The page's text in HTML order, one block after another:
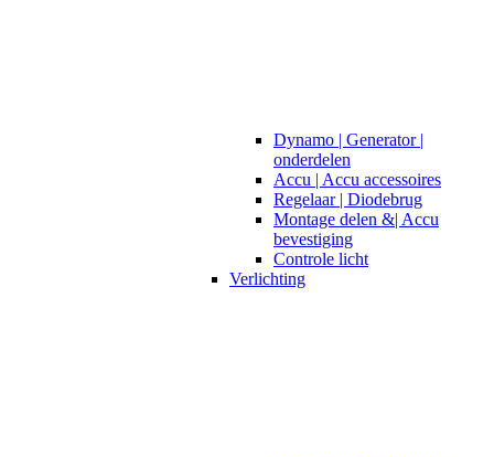
Dynamo | Generator |
onderdelen
Accu | Accu accessoires
Regelaar | Diodebrug
Montage delen &| Accu
bevestiging
Controle licht
Verlichting